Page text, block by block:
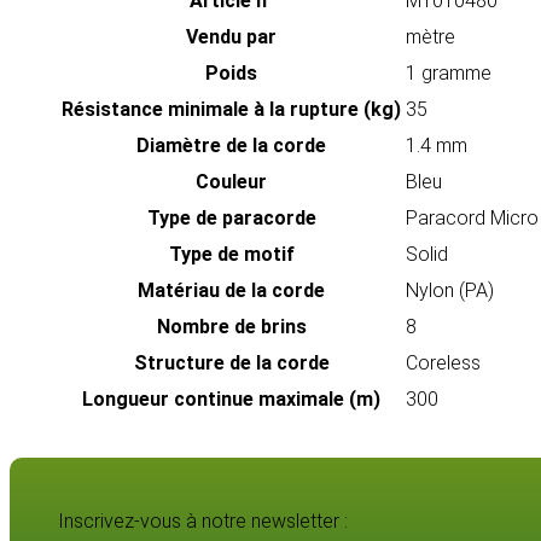
Vendu par
mètre
Poids
1 gramme
Résistance minimale à la rupture (kg) 35
Diamètre de la corde
1.4 mm
Couleur
Bleu
Type de paracorde
Paracord Micro
Type de motif
Solid
Matériau de la corde
Nylon (PA)
Nombre de brins
8
Structure de la corde
Coreless
Longueur continue maximale (m)
300
Inscrivez-vous à notre newsletter :